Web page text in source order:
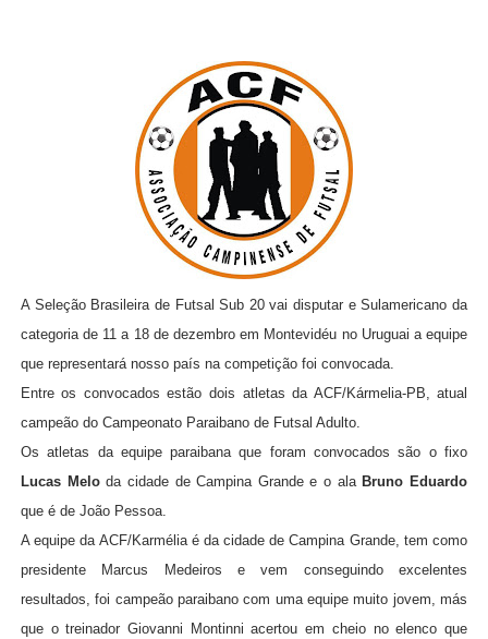
A Seleção Brasileira de Futsal Sub 20 vai disputar e Sulamericano da
categoria de 11 a 18 de dezembro em Montevidéu no Uruguai a equipe
que representará nosso país na competição foi convocada.
Entre os convocados estão dois atletas da ACF/Kármelia-PB, atual
campeão do Campeonato Paraibano de Futsal Adulto.
Os atletas da equipe paraibana que foram convocados são o fixo
Lucas Meloda cidade de Campina Grande e o ala Bruno Eduardo
que é de João Pessoa.
A equipe da ACF/Karmélia é da cidade de Campina Grande, tem como
presidente Marcus Medeiros e vem conseguindo excelentes
resultados, foi campeão paraibano com uma equipe muito jovem, más
que o treinador Giovanni Montinni acertou em cheio no elenco que